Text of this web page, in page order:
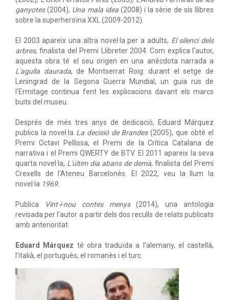
ganyotes(2004), Una mala idea(2008) i la sèrie de sis llibres
sobre la superheroïna XXL (2009-2012).
El 2003 apareix una altra novel·la per a adults, El silenci dels
arbres, finalista del Premi Llibreter 2004. Com explica l'autor,
aquesta obra té el seu origen en una anècdota narrada a
L'agulla daurada, de Montserrat Roig: durant el setge de
Leningrad de la Segona Guerra Mundial, un guia rus de
l'Ermitage continua fent les explicacions davant els marcs
buits del museu.
Després de més tres anys de dedicació, Eduard Márquez
publica la novel·la La decisió de Brandes(2005), que obté el
Premi Octavi Pellissa, el Premi de la Crítica Catalana de
narrativa i el Premi QWERTY de BTV. El 2011 apareix la seva
quarta novel·la, L'últim dia abans de demà, finalista del Premi
Crexells de l'Ateneu Barcelonès. El 2022, veu la llum la
novel·la 1969.
Publica Vint-i-nou contes menys(2014), una antologia
revisada per l'autor a partir dels dos reculls de relats publicats
amb anterioritat.
Eduard Márquez té obra traduïda a l'alemany, el castellà,
l'italià, el portuguès, el romanès i el turc.